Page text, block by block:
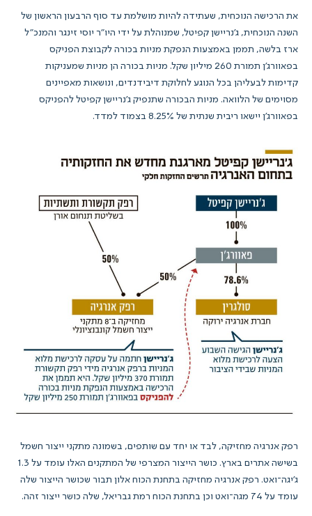
את הרכישה הנוכחית, שעתידה להיות מושלמת עד סוף הרבעון הראשון של
השנה הנוכחית, ג'נריישן קפיטל, שמנוהלת על ידי היו"ר יוסי זינגר והמנכ"ל
ארז בלשה, תממן באמצעות הנפקת מניות בכורה לקבוצת הפניקס
בפאוורג'ן תמורת 260 מיליון שקל. מניות בכורה הן מניות שמעניקות
קדימות לבעליהן בכל הנוגע לחלוקת דיבידנדים, ונושאות מאפיינים
מסוימים של הלוואה. מניות הבכורה שתנפיק ג'נריישן קפיטל להפניקס
בפאוורג'ן יישאו ריבית שנתית של 8.25% בצמוד למדד.
רפק אנרגיה מחזיקה, לבד או יחד עם שותפים, בשמונה מתקני ייצור חשמל
בשישה אתרים בארץ. כושר הייצור המצרפי של המתקנים האלו עומד על 1.3
ג'יגה־ואט. רפק אנרגיה מחזיקה בתחנת הכוח אלון תבור שכושר הייצור שלה
עומד על 74 מגה־ואט וכן בתחנת הכוח רמת גבריאל, שלה כושר ייצור זהה.